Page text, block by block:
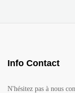
Info Contact
N'hésitez pas à nous